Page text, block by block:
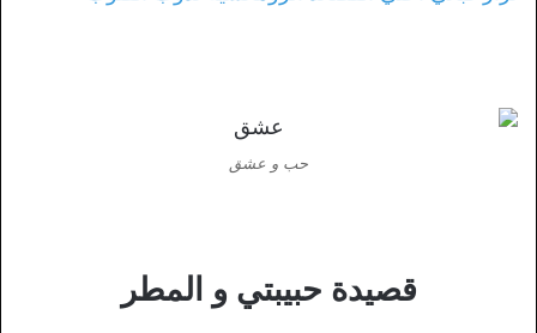
حب و عشق
قصيدة حبيبتي و المطر